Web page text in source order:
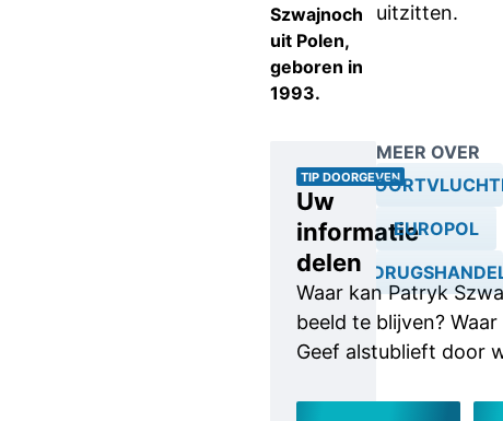
Szwajnoch
uit Polen,
geboren in
1993.
uitzitten.
TIP DOORGEVEN
Uw
informatie
delen
Waar kan Patryk
beeld te blijven?
Geef alstublieft door
MEER OVER
EUROPOL